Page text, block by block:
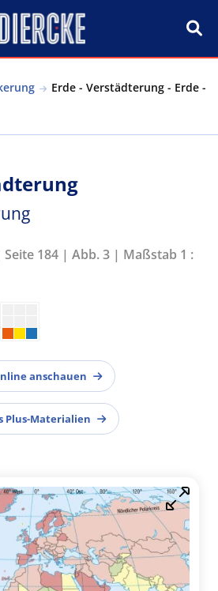
Erde - Verstädterung - Erde -
Seite 184 | Abb. 3 | Maßstab 1 :
anschauen
Plus-Materialien